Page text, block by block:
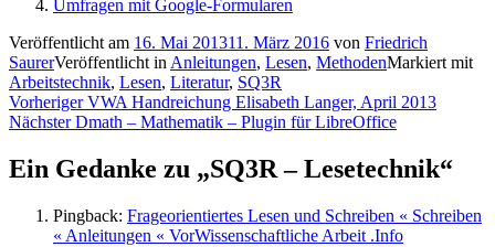
Umfragen mit Google-Formularen
Veröffentlicht am 16. Mai 201311. März 2016 von Friedrich
SaurerVeröffentlicht in Anleitungen, Lesen, MethodenMarkiert mit
Arbeitstechnik, Lesen, Literatur, SQ3R
Beitragsnavigation
Vorheriger Vorheriger
Beitrag:
VWA Handreichung Elisabeth Langer, April 2013
Nächster Nächster
Dmath – Mathematik – Plugin für LibreOffice
Ein Gedanke zu „SQ3R – Lesetechnik“
Pingback: Frageorientiertes Lesen und Schreiben « Schreiben
« Anleitungen « VorWissenschaftliche Arbeit .Info